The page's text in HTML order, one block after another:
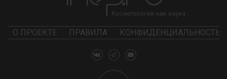
О ПРОЕКТЕ ПРАВИЛА КОНФИДЕНЦИАЛЬНОСТЬ